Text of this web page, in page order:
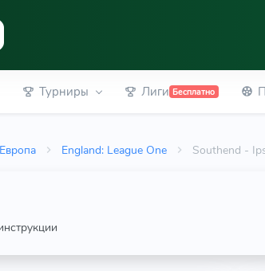
Турниры Лиги Бесплатно
Европа England: League One Southend -